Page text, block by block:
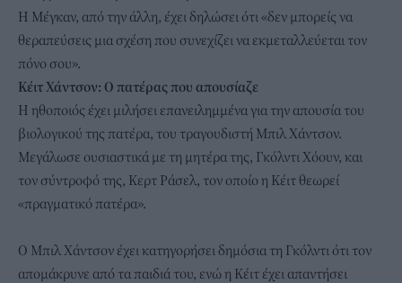
Η Μέγκαν, από την άλλη, έχει δηλώσει ότι «δεν μπορείς να
θεραπεύσεις μια σχέση που συνεχίζει να εκμεταλλεύεται τον
πόνο σου».
Κέιτ Χάντσον: Ο πατέρας που απουσίαζε
Η ηθοποιός έχει μιλήσει επανειλημμένα για την απουσία του
βιολογικού της πατέρα, του τραγουδιστή Μπιλ Χάντσον.
Μεγάλωσε ουσιαστικά με τη μητέρα της, Γκόλντι Χόουν, και
τον σύντροφό της, Κερτ Ράσελ, τον οποίο η Κέιτ θεωρεί
«πραγματικό πατέρα».
Ο Μπιλ Χάντσον έχει κατηγορήσει δημόσια τη Γκόλντι ότι τον
απομάκρυνε από τα παιδιά του, ενώ η Κέιτ έχει απαντήσει